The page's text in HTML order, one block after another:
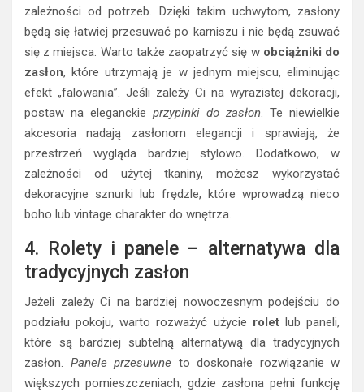
zależności od potrzeb. Dzięki takim uchwytom, zasłony
będą się łatwiej przesuwać po karniszu i nie będą zsuwać
się z miejsca. Warto także zaopatrzyć się w obciążniki do
zasłon, które utrzymają je w jednym miejscu, eliminując
efekt „falowania”. Jeśli zależy Ci na wyrazistej dekoracji,
postaw na eleganckie przypinki do zasłon. Te niewielkie
akcesoria nadają zasłonom elegancji i sprawiają, że
przestrzeń wygląda bardziej stylowo. Dodatkowo, w
zależności od użytej tkaniny, możesz wykorzystać
dekoracyjne sznurki lub frędzle, które wprowadzą nieco
boho lub vintage charakter do wnętrza.
4. Rolety i panele – alternatywa dla
tradycyjnych zasłon
Jeżeli zależy Ci na bardziej nowoczesnym podejściu do
podziału pokoju, warto rozważyć użycie roletlub paneli,
które są bardziej subtelną alternatywą dla tradycyjnych
zasłon. Panele przesuwne to doskonałe rozwiązanie w
większych pomieszczeniach, gdzie zasłona pełni funkcję